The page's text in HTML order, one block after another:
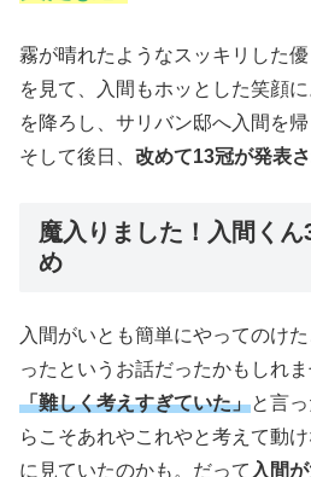
霧が晴れたようなスッキリした
を見て、入間もホッとした笑顔
を降ろし、サリバン邸へ入間を帰
そして後日、 改めて13冠が発表さ
魔入りました！入間く
め
入間がいとも簡単にやってのけ
ったというお話だったかもしれ
「難しく考えすぎていた」と言
らこそあれやこれやと考えて動
に見ていたのかも。だって 入間